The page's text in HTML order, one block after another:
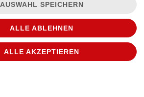
AUSWAHL SPEICHERN
ALLE ABLEHNEN
ALLE AKZEPTIEREN